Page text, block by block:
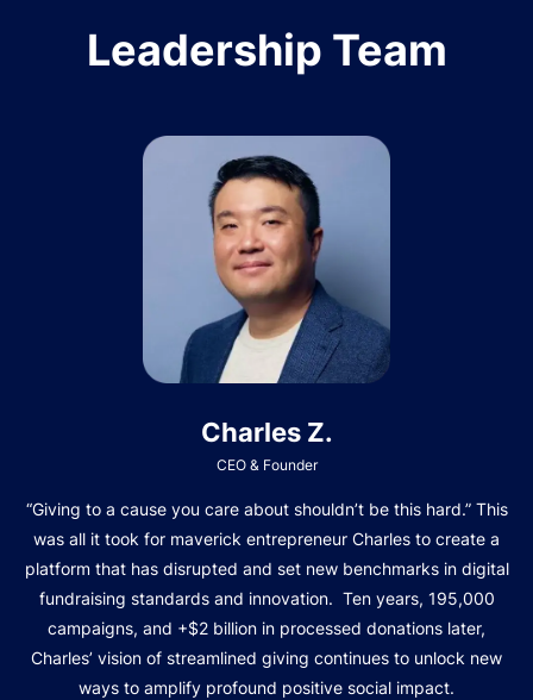
Leadership Team
Charles Z.
CEO & Founder
“Giving to a cause you care about shouldn’t be this hard.” This
was all it took for maverick entrepreneur Charles to create a
platform that has disrupted and set new benchmarks in digital
fundraising standards and innovation. Ten years, 195,000
campaigns, and +$2 billion in processed donations later,
Charles’ vision of streamlined giving continues to unlock new
ways to amplify profound positive social impact.